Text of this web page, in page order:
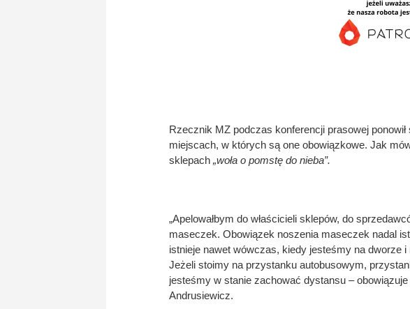
Rzecznik MZ podczas konferencji prasowej
miejscach, w których są one obowiązkowe. Jak
sklepach „woła o pomstę do nieba”.
„Apelowałbym do właścicieli sklepów, do
maseczek. Obowiązek noszenia maseczek nadal
istnieje nawet wówczas, kiedy jesteśmy na dworze
Jeżeli stoimy na przystanku autobusowym,
jesteśmy w stanie zachować dystansu –
Andrusiewicz.